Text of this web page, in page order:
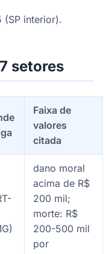
(SP interior).
setores
Faixa de
valores
citada
dano moral
acima de R$
200 mil;
morte: R$
200-500 mil
por